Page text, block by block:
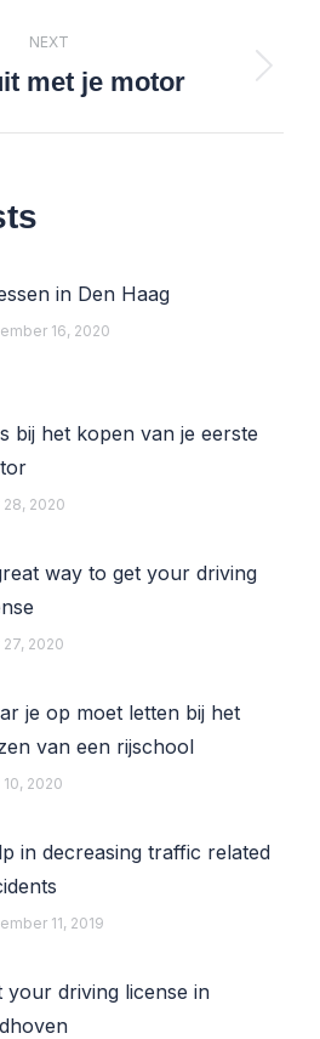
NEXT
Next
met je motor
in Den Haag
16, 2020
bij het kopen van je eerste
28, 2020
way to get your driving
27, 2020
je op moet letten bij het
van een rijschool
2020
in decreasing traffic related
11, 2019
your driving license in